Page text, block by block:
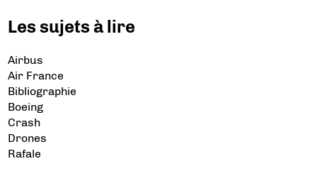
Les sujets à lire
Airbus
Air France
Bibliographie
Boeing
Crash
Drones
Rafale